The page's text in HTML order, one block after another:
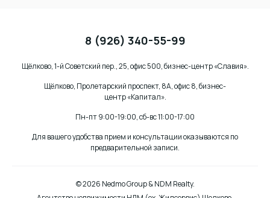
Как
риэлторской
8 (926) 340-55-99
Щёлково, 1-й Советский пер., 25, офис 500, бизнес-центр «Славия».
Щёлково, Пролетарский проспект, 8А, офис 8, бизнес-
центр «Капитал».
Пн-пт 9:00-19:00, сб-вс 11:00-17:00
Для вашего удобства прием и консультации оказываются по
предварительной записи.
© 2026 Nedmo Group & NDM Realty.